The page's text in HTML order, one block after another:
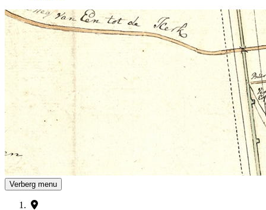
Drents Archief
Verberg menu